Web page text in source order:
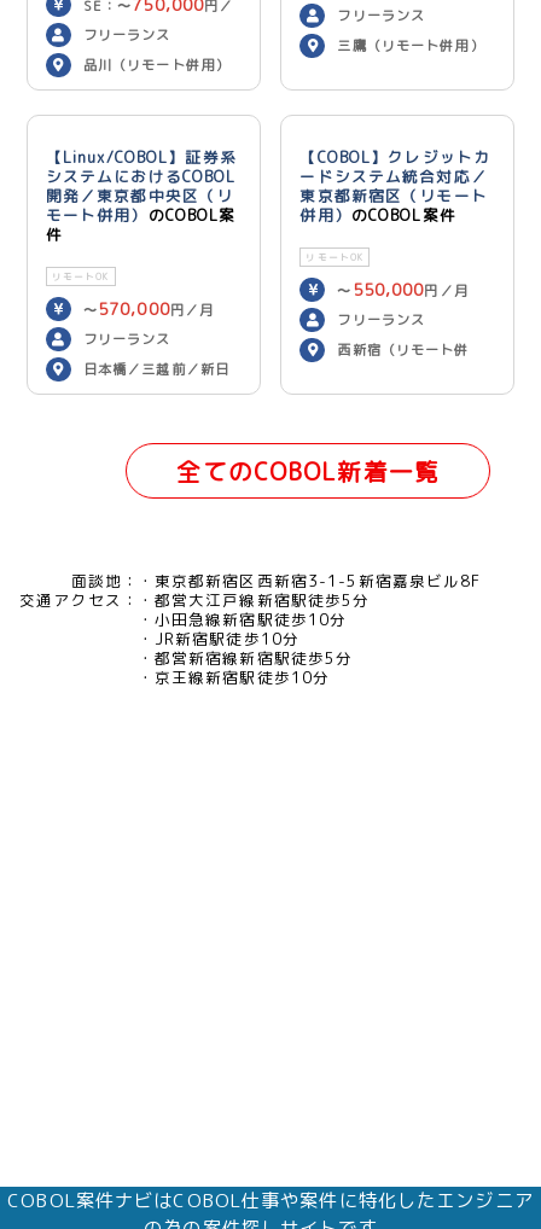
SE：〜
円／
月 PG：〜700,000
／月
フリーランス
品川（リモート併用）
600,000 円／月
フリーランス
三鷹（リモート併用）
【Linux/COBOL】証券系
システムにおけるCOBOL
開発／東京都中央区（リ
モート併用） のCOBOL案
件
リモートOK
〜 570,000円／月
フリーランス
日本橋／三越前／新日
本橋（リモート併用）
【COBOL】クレジットカ
ードシステム統合対応／
東京都新宿区（リモート
併用） のCOBOL案件
リモートOK
〜 550,000円／月
フリーランス
西新宿（リモート併
全てのCOBOL新着一覧
面談地：
東京都新宿区西新宿3-1-5新宿嘉泉ビル8F
交通アクセス：
都営大江戸線新宿駅徒歩5分
小田急線新宿駅徒歩10分
JR新宿駅徒歩10分
都営新宿線新宿駅徒歩5分
京王線新宿駅徒歩10分
COBOL案件ナビはCOBOL仕事や案件に特化したエンジニア